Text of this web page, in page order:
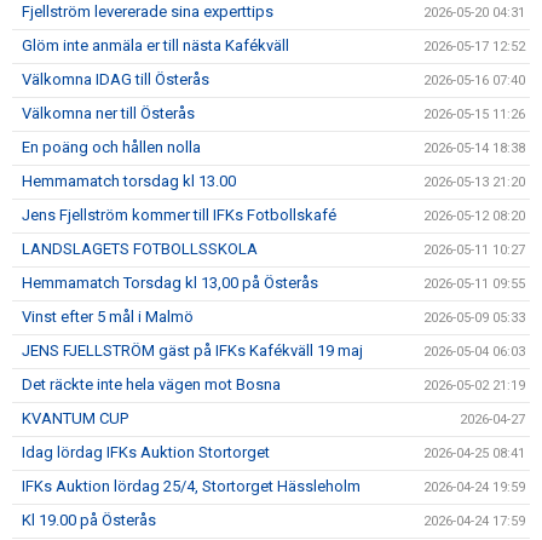
Fjellström levererade sina experttips 2026-05-20 04:31
Glöm inte anmäla er till nästa Kafékväll 2026-05-17 12:52
Välkomna IDAG till Österås 2026-05-16 07:40
Välkomna ner till Österås 2026-05-15 11:26
En poäng och hållen nolla 2026-05-14 18:38
Hemmamatch torsdag kl 13.00 2026-05-13 21:20
Jens Fjellström kommer till IFKs Fotbollskafé 2026-05-12 08:20
LANDSLAGETS FOTBOLLSSKOLA 2026-05-11 10:27
Hemmamatch Torsdag kl 13,00 på Österås 2026-05-11 09:55
Vinst efter 5 mål i Malmö 2026-05-09 05:33
JENS FJELLSTRÖM gäst på IFKs Kafékväll 19 maj 2026-05-04 06:03
Det räckte inte hela vägen mot Bosna 2026-05-02 21:19
KVANTUM CUP 2026-04-27
Idag lördag IFKs Auktion Stortorget 2026-04-25 08:41
IFKs Auktion lördag 25/4, Stortorget Hässleholm 2026-04-24 19:59
Kl 19.00 på Österås 2026-04-24 17:59